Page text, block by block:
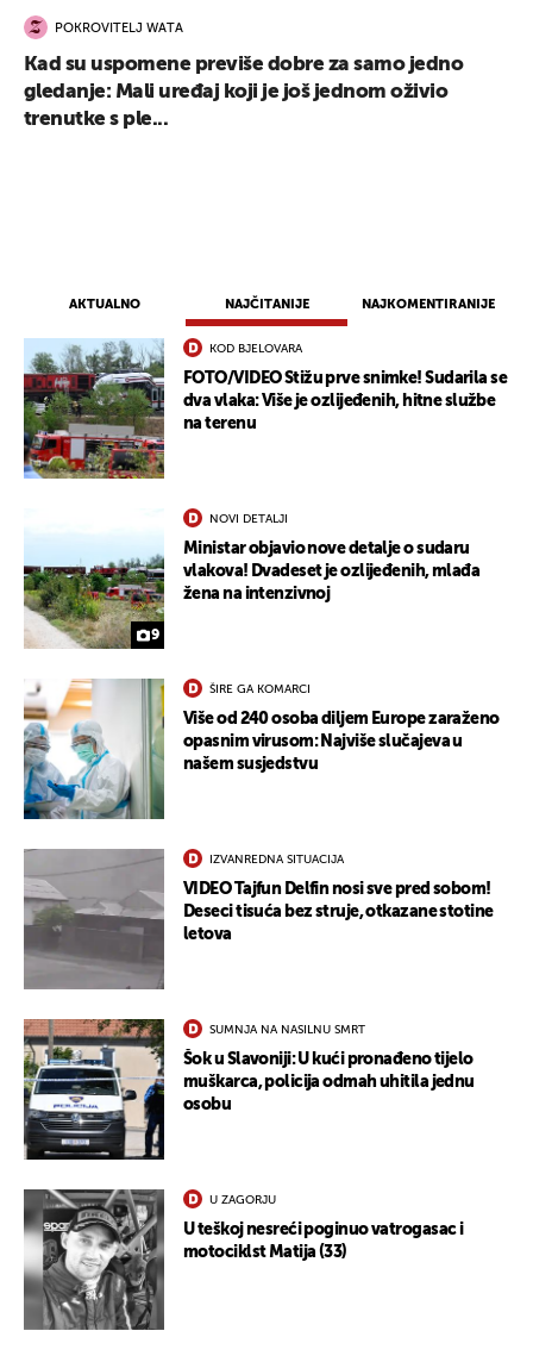
AKTUALNO NAJČITANIJE NAJKOMENTIRANIJE
KOD BJELOVARA
FOTO/VIDEO Stižu prve snimke! Sudarila se
dva vlaka: Više je ozlijeđenih, hitne službe
na terenu
9
NOVI DETALJI
Ministar objavio nove detalje o sudaru
vlakova! Dvadeset je ozlijeđenih, mlađa
žena na intenzivnoj
ŠIRE GA KOMARCI
Više od 240 osoba diljem Europe zaraženo
opasnim virusom: Najviše slučajeva u
našem susjedstvu
IZVANREDNA SITUACIJA
VIDEO Tajfun Delfin nosi sve pred sobom!
Deseci tisuća bez struje, otkazane stotine
letova
SUMNJA NA NASILNU SMRT
Šok u Slavoniji: U kući pronađeno tijelo
muškarca, policija odmah uhitila jednu
osobu
U ZAGORJU
U teškoj nesreći poginuo vatrogasac i
motociklst Matija (33)
POKROVITELJ WATA
Kad su uspomene previše dobre za samo jedno
gledanje: Mali uređaj koji je još jednom oživio
trenutke s ple...
UKLJUČITE NOTIFIKACIJE